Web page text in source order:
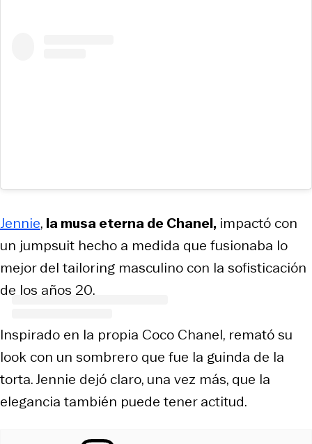
Jennie, la musa eterna de Chanel, impactó con
un jumpsuit hecho a medida que fusionaba lo
mejor del tailoring masculino con la sofisticación
de los años 20.
Inspirado en la propia Coco Chanel, remató su
look con un sombrero que fue la guinda de la
torta. Jennie dejó claro, una vez más, que la
elegancia también puede tener actitud.